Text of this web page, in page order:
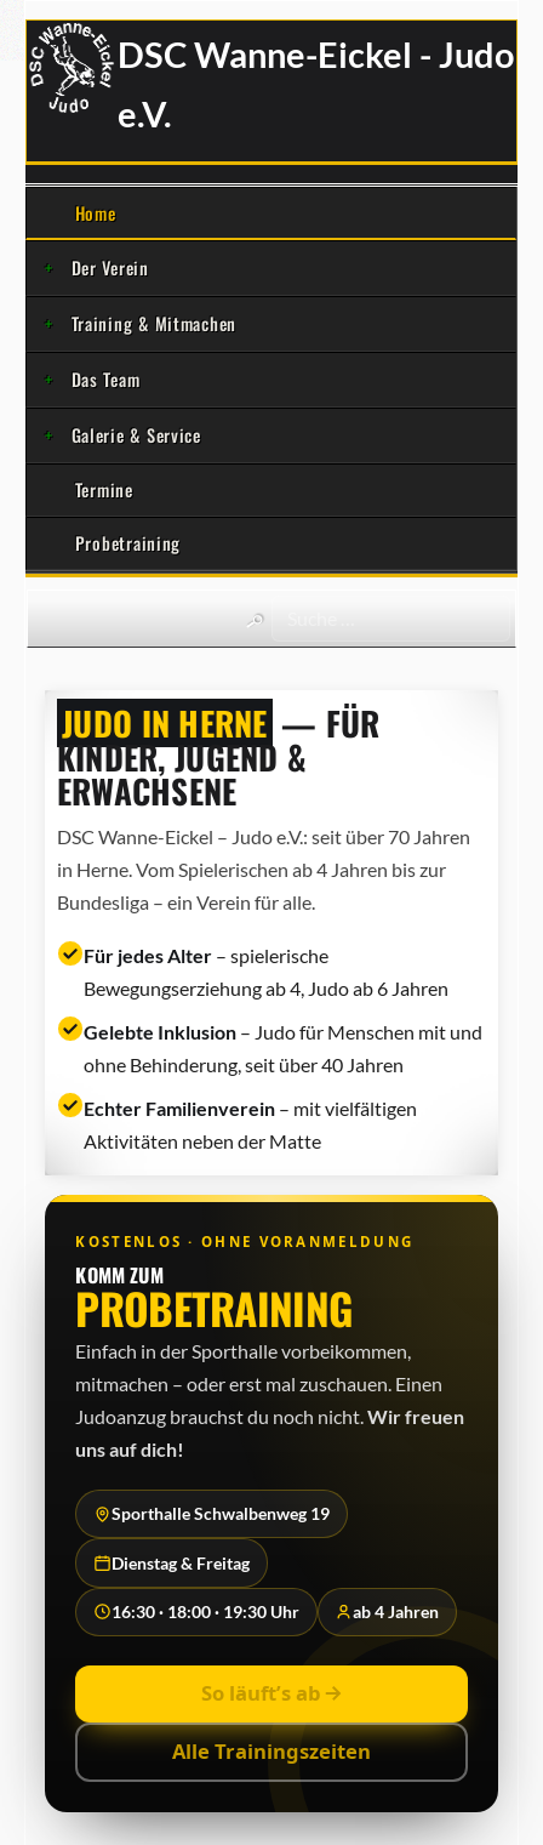
DSC Wanne-Eickel - Judo
e.V.
Home
Der Verein
Training & Mitmachen
Das Team
Galerie & Service
Termine
Probetraining
JUDO IN HERNE — FÜR
KINDER, JUGEND &
ERWACHSENE
DSC Wanne-Eickel – Judo e.V.: seit über 70 Jahren
in Herne. Vom Spielerischen ab 4 Jahren bis zur
Bundesliga – ein Verein für alle.
Für jedes Alter– spielerische
Bewegungserziehung ab 4, Judo ab 6 Jahren
Gelebte Inklusion– Judo für Menschen mit und
ohne Behinderung, seit über 40 Jahren
Echter Familienverein– mit vielfältigen
Aktivitäten neben der Matte
KOSTENLOS · OHNE VORANMELDUNG
KOMM ZUM
PROBETRAINING
Einfach in der Sporthalle vorbeikommen,
mitmachen – oder erst mal zuschauen. Einen
Judo­anzug brauchst du noch nicht.Wir freuen
uns auf dich!
Sporthalle Schwalbenweg 19
Dienstag & Freitag
16:30 · 18:00 · 19:30 Uhr ab 4 Jahren
So läuft’s ab
Alle Trainingszeiten